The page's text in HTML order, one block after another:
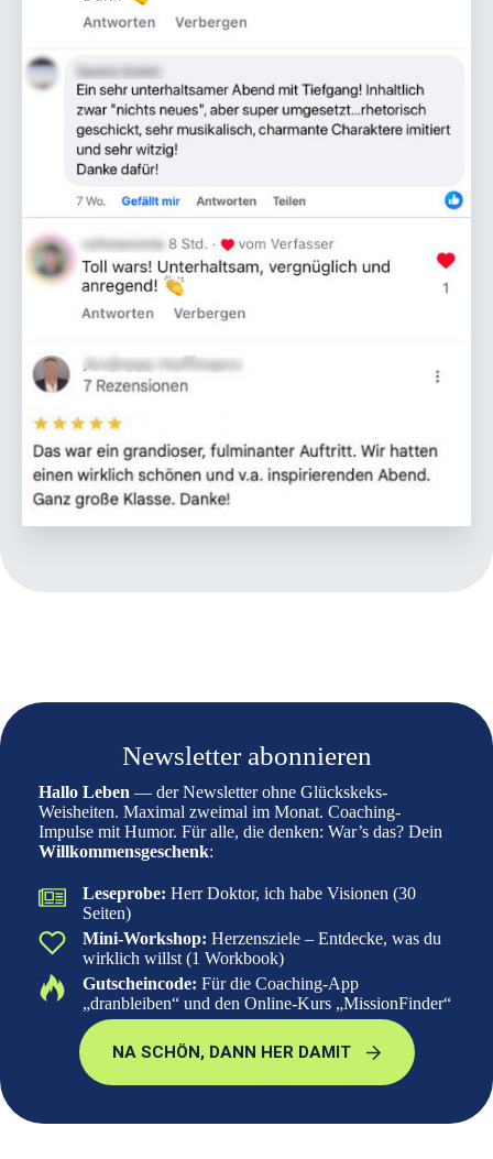
Newsletter abonnieren
Hallo Leben — der Newsletter ohne Glückskeks-
Weisheiten. Maximal zweimal im Monat. Coaching-
Impulse mit Humor. Für alle, die denken: War’s das? Dein
Willkommensgeschenk:
Leseprobe: Herr Doktor, ich habe Visionen (30
Seiten)
Mini-Workshop: Herzensziele – Entdecke, was du
wirklich willst (1 Workbook)
Gutscheincode: Für die Coaching-App
„dranbleiben“ und den Online-Kurs „MissionFinder“
NA SCHÖN, DANN HER DAMIT